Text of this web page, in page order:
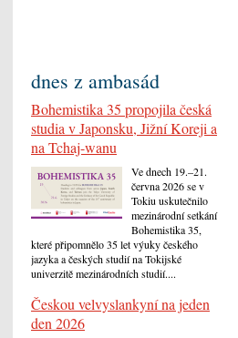
dnes z ambasád
Bohemistika 35 propojila česká
studia v Japonsku, Jižní Koreji a
na Tchaj-wanu
Ve dnech 19.–21.
června 2026 se v
Tokiu uskutečnilo
mezinárodní setkání
Bohemistika 35,
které připomnělo 35 let výuky českého
jazyka a českých studií na Tokijské
univerzitě mezinárodních studií....
Českou velvyslankyní na jeden
den 2026